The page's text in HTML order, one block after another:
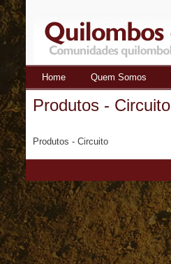
Quilombos
do Ribeira
Home Quem Somos
Produtos - Circuito
Produtos - Circuito